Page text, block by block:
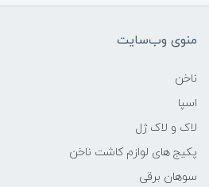
منوی وب‌سایت
ناخن
اسپا
لاک و لاک ژل
پکیج های لوازم کاشت ناخن
سوهان برقی